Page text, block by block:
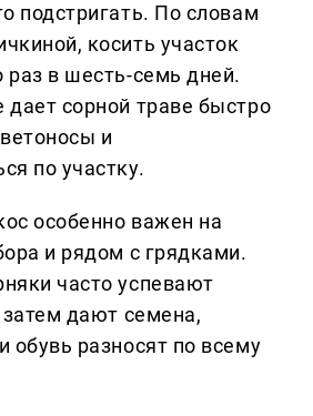
подстригать. По словам
косить участок
раз в шесть-семь дней.
сорной траве быстро
и
по участку.
особенно важен на
и рядом с грядками.
часто успевают
затем дают семена,
обувь разносят по всему